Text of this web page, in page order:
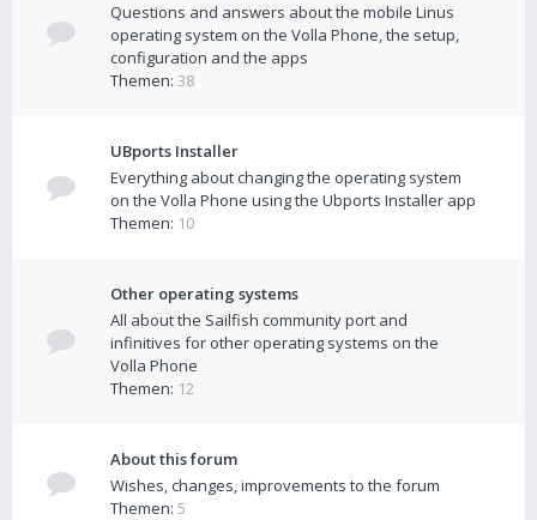
Questions and answers about the mobile Linus
operating system on the Volla Phone, the setup,
configuration and the apps
Themen: 38
UBports Installer
Everything about changing the operating system
on the Volla Phone using the Ubports Installer app
Themen: 10
Other operating systems
All about the Sailfish community port and
infinitives for other operating systems on the
Volla Phone
Themen: 12
About this forum
Wishes, changes, improvements to the forum
Themen: 5